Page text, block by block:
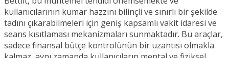
kullanıcılarının kumar hazzını bilinçli ve sınırlı bir şekilde
tadını çıkarabilmeleri için geniş kapsamlı vakit idaresi ve
seans kısıtlaması mekanizmaları sunmaktadır. Bu araçlar,
sadece finansal bütçe kontrolünün bir uzantısı olmakla